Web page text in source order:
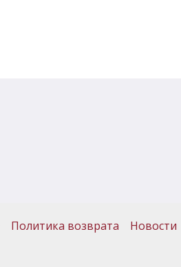
Политика возврата Новости